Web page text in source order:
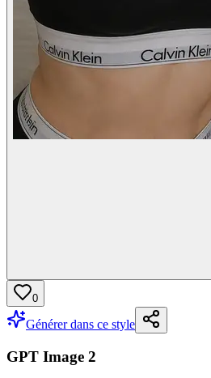
0
Générer dans ce style
GPT Image 2